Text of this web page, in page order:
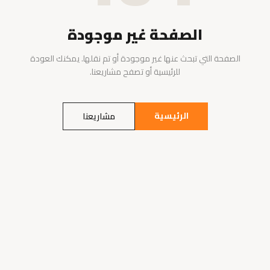
الصفحة غير موجودة
الصفحة التي تبحث عنها غير موجودة أو تم نقلها. يمكنك العودة
للرئيسية أو تصفح مشاريعنا.
الرئيسية مشاريعنا